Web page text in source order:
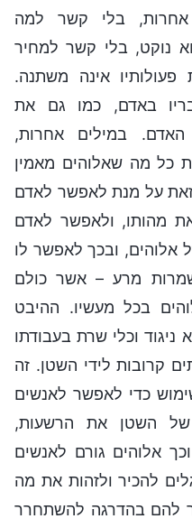
אחרות, בלי קשר למה
נוקט, בלי קשר למחיר
פעולותיו אינה משתנה.
באדם, כמו גם את
האדם. במילים אחרות,
כל מה שאלוהים מאמין
זאת על מנת לאפשר לאדם
מהותו, ולאפשר לאדם
אלוהים, ובכך לאפשר לו
מרע – אשר כולם
בכל מעשיו. ההיבט
וכלי שרת בעבודתו
קרובות לידי השטן. זה
כדי לאפשר לאנשים
של השטן את הרשעות,
אלוהים גורם לאנשים
להכיר ולזהות את מה
להם בהדרגה להשתחרר